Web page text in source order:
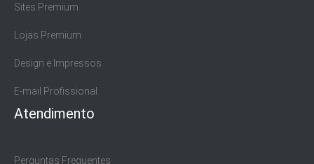
Sites Premium
Lojas Premium
Design e Impressos
E-mail Profissional
Atendimento
Perguntas Frequentes